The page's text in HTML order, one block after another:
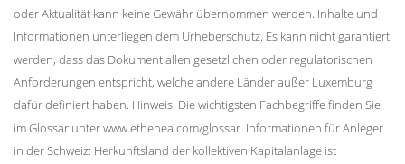
oder Aktualität kann keine Gewähr übernommen werden. Inhalte und
Informationen unterliegen dem Urheberschutz. Es kann nicht garantiert
werden, dass das Dokument allen gesetzlichen oder regulatorischen
Anforderungen entspricht, welche andere Länder außer Luxemburg
dafür definiert haben. Hinweis: Die wichtigsten Fachbegriffe finden Sie
im Glossar unter www.ethenea.com/glossar. Informationen für Anleger
in der Schweiz: Herkunftsland der kollektiven Kapitalanlage ist